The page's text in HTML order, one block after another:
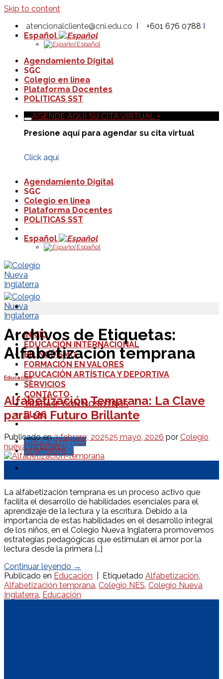
Skip to content
atencionalcliente@cni.edu.co Ι +601 676 0788 Ι
Español
Español
Agendamiento Digital
SGC
Colegio en linea
Plataforma Docentes
POLITICAS SST
AGENDE AQUÍ SU CITA VIRTUAL +
Presione aquí para agendar su cita virtual
Click aquí
Agendamiento Digital
SGC
Colegio en linea
Plataforma Docentes
POLITICAS SST
Español
Español
INICIO
EDUCACIÓN INTERNACIONAL
BILINGÜISMO
FORMACIÓN EN VALORES
EDUCACIÓN ARTÍSTICA Y DEPORTIVA
SERVICIOS
CONTACTO
TRABAJE CON NOSOTROS
BLOG
ORQUESTA NES
ADMISIONES
Archivos de Etiquetas:
Alfabetización temprana
Educación
Alfabetización Temprana: La Clave
para un Futuro Brillante
Publicado en3 febrero, 202525 mayo, 2026 por Colegio
nueva INglaterra
La alfabetización temprana es un proceso activo que
facilita el desarrollo de habilidades esenciales para el
aprendizaje de la lectura y la escritura. Debido a la
importancia de estas habilidades en el desarrollo integral
de los niños, en el Colegio Nueva Inglaterra promovemos
estrategias pedagógicas que estimulan el amor por la
lectura desde la primera […]
Continuar leyendo →
Publicado en Educación Etiquetado Alfabetización,
Alfabetización temprana, Colegio NES, Colegio Nueva
Inglaterra, Educación